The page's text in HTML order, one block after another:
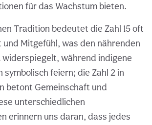
für das Wachstum bieten.
Tradition bedeutet die Zahl 15 oft
Mitgefühl, was den nährenden
widerspiegelt, während indigene
symbolisch feiern; die Zahl 2 in
betont Gemeinschaft und
unterschiedlichen
erinnern uns daran, dass jedes